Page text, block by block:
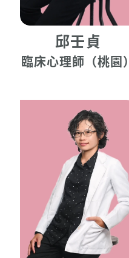
邱壬貞
臨床心理師（桃園）